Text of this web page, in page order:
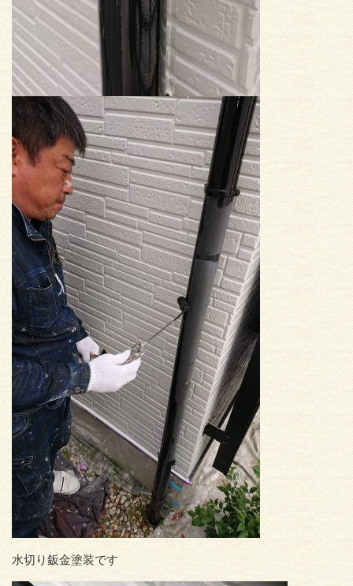
水切り鈑金塗装です